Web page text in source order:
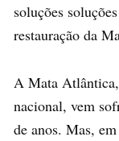
soluções
restauração da
A Mata
nacional, vem
de anos. Mas,